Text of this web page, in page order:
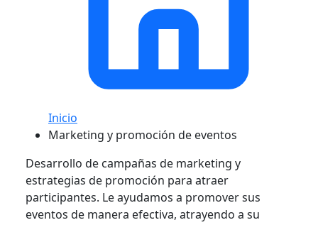
Inicio
Marketing y promoción de eventos
Desarrollo de campañas de marketing y
estrategias de promoción para atraer
participantes. Le ayudamos a promover sus
eventos de manera efectiva, atrayendo a su